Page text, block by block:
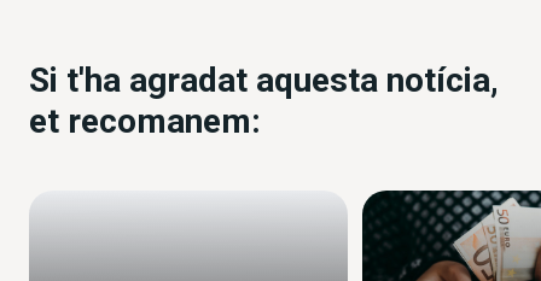
Si t'ha agradat aquesta notícia,
et recomanem: